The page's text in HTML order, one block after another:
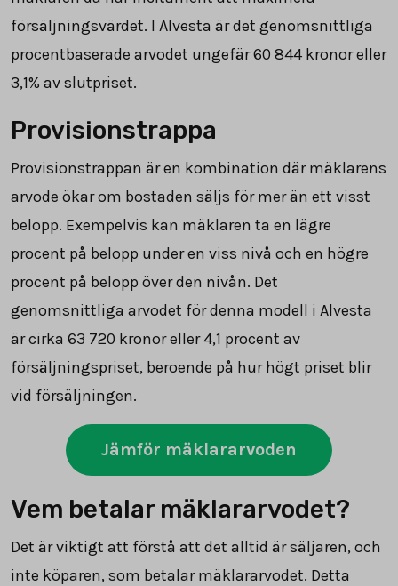
försäljningsvärdet. I Alvesta är det genomsnittliga
procentbaserade arvodet ungefär60 844 kronor eller
3,1% av slutpriset.
Provisionstrappa
Provisionstrappan är en kombination där mäklarens
arvode ökar om bostaden säljs för mer än ett visst
belopp. Exempelvis kan mäklaren ta en lägre
procent på belopp under en viss nivå och en högre
procent på belopp över den nivån. Det
genomsnittliga arvodet för denna modell i Alvesta
är cirka 63 720 kronor eller 4,1 procent av
försäljningspriset, beroende på hur högt priset blir
vid försäljningen.
Jämför mäklararvoden
Vem betalar mäklararvodet?
Det är viktigt att förstå att det alltid är säljaren, och
inte köparen, som betalar mäklararvodet. Detta